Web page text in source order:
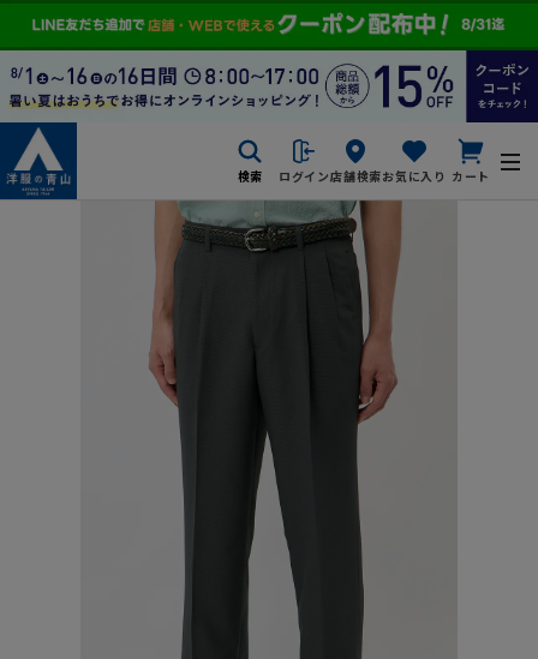
検索 ログイン店舗検索お気に入り カート